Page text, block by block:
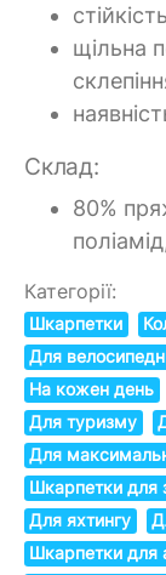
щільна
Склад:
80%
Категорії:
Шкарпетки
Для
На кожен день
Для туризму
Для
Шкарпетки для
Для яхтингу
Шкарпетки для